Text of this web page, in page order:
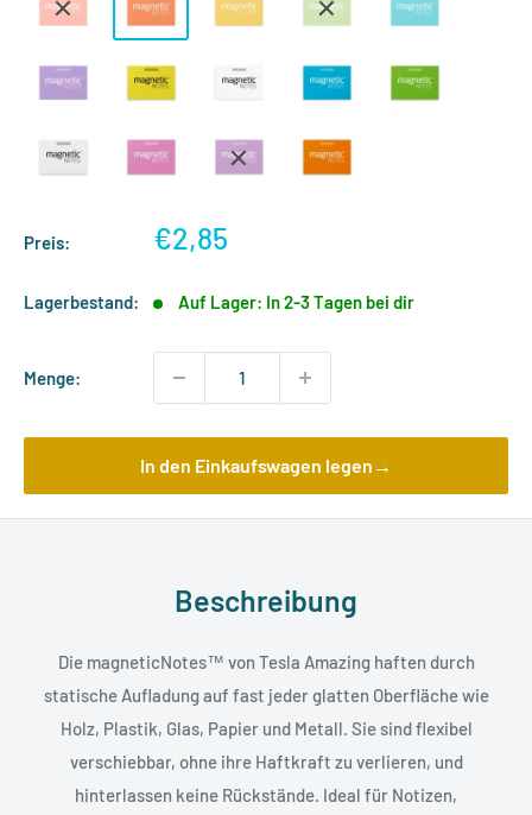
Preis: Sonderpreis
€2,85
Lagerbestand: Auf Lager: In 2-3 Tagen bei dir
Menge:
In den Einkaufswagen legen→
Beschreibung
Die magneticNotes™ von Tesla Amazing haften durch
statische Aufladung auf fast jeder glatten Oberfläche wie
Holz, Plastik, Glas, Papier und Metall. Sie sind flexibel
verschiebbar, ohne ihre Haftkraft zu verlieren, und
hinterlassen keine Rückstände. Ideal für Notizen,